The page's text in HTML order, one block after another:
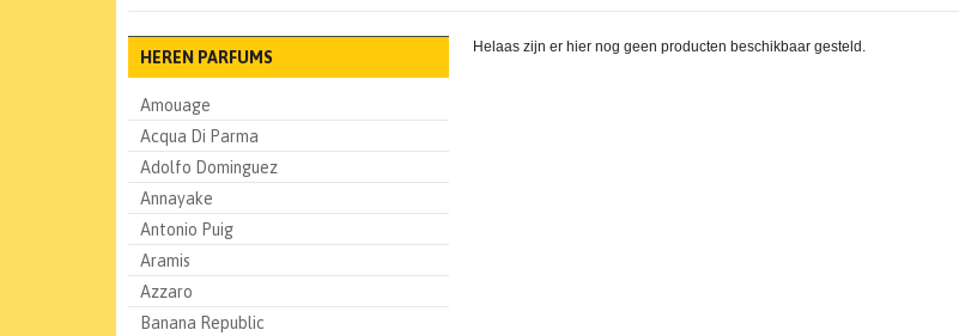
HEREN PARFUMS
Amouage
Acqua Di Parma
Adolfo Dominguez
Annayake
Antonio Puig
Aramis
Azzaro
Banana Republic
Helaas zijn er hier nog geen producten beschikbaar gesteld.